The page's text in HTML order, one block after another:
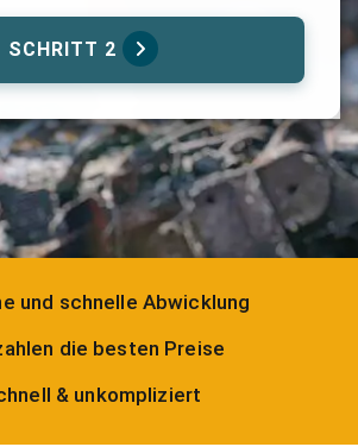
SCHRITT 2
und schnelle Abwicklung
die besten Preise
& unkompliziert